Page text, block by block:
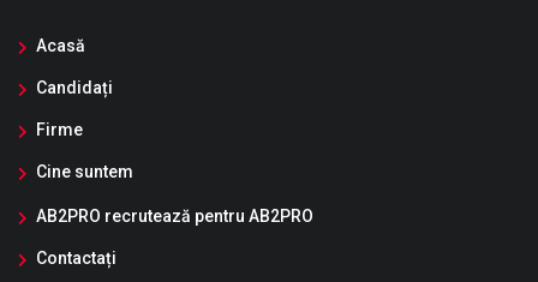
Acasă
Candidați
Firme
Cine suntem
AB2PRO recrutează pentru AB2PRO
Contactați